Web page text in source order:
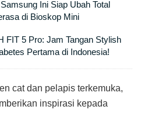
Ini Siap Ubah Total
di Bioskop Mini
FIT 5 Pro: Jam Tangan Stylish
Pertama di Indonesia!
cat dan pelapis terkemuka,
inspirasi kepada